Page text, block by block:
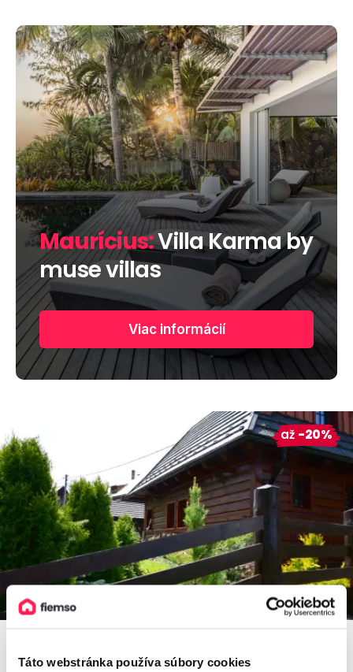
Táto webstránka používa súbory cookies
Maurícius:Villa Karma by
muse villas
Viac informácií
až -20%